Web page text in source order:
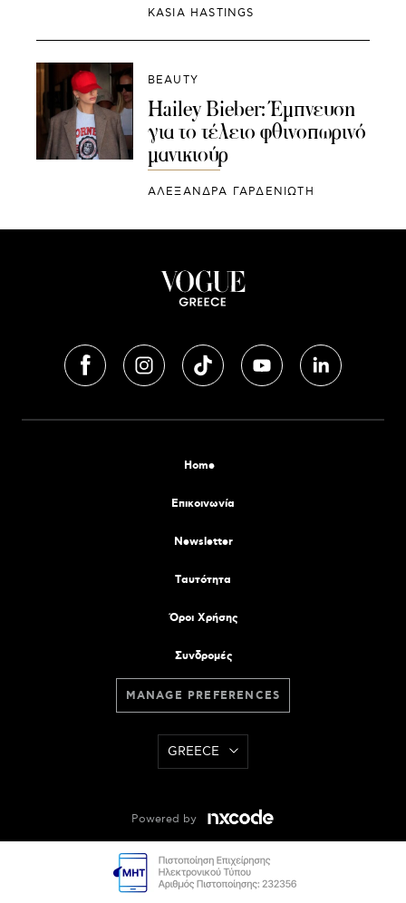
KASIA HASTINGS
BEAUTY
Hailey Bieber: Έμπνευση
για το τέλειο φθινοπωρινό
μανικιούρ
ΑΛΕΞΑΝΔΡΑ ΓΑΡΔΕΝΙΩΤΗ
Home
Επικοινωνία
Newsletter
Tαυτότητα
Όροι Χρήσης
Συνδρομές
MANAGE PREFERENCES
GREECE
Powered by